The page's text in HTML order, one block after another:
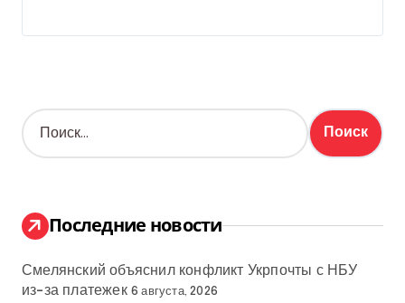
Н
а
:
Последние новости
Смелянский объяснил конфликт Укрпочты с НБУ
из-за платежек 6 августа, 2026